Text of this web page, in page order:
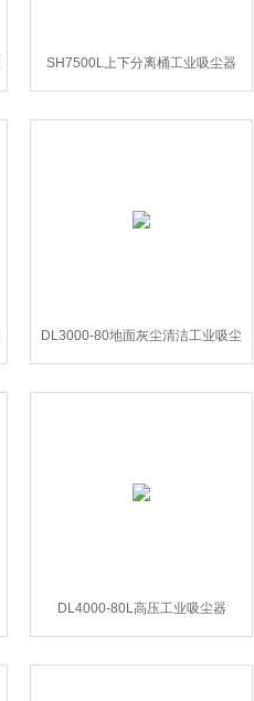
SH7500L上下分离桶工业吸尘器
DL3000-80地面灰尘清洁工业吸尘
器
DL4000-80L高压工业吸尘器